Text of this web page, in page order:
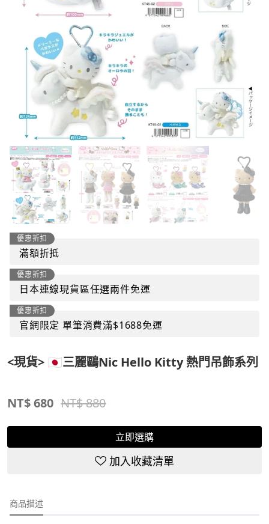
優惠折扣
滿額折抵
優惠折扣
日本連線現貨區任選兩件免運
優惠折扣
官網限定 單筆消費滿$1688免運
<現貨> 🇯🇵三麗鷗Nic Hello Kitty 熱門吊飾系列
NT$680 NT$ 880
立即選購
加入收藏清單
商品描述